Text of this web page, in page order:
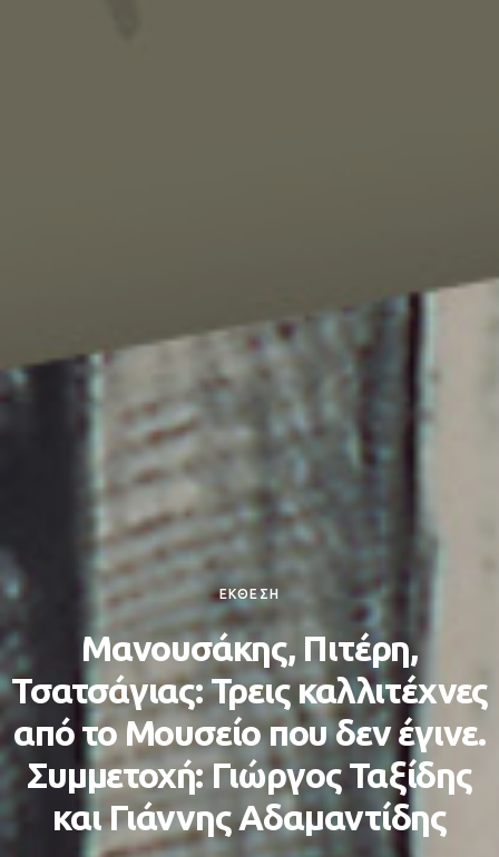
ΕΚΘΕΣΗ
Μανουσάκης, Πιτέρη,
Τσατσάγιας: Τρεις καλλιτέχνες
από το Μουσείο που δεν έγινε.
Συμμετοχή: Γιώργος Ταξίδης
και Γιάννης Αδαμαντίδης